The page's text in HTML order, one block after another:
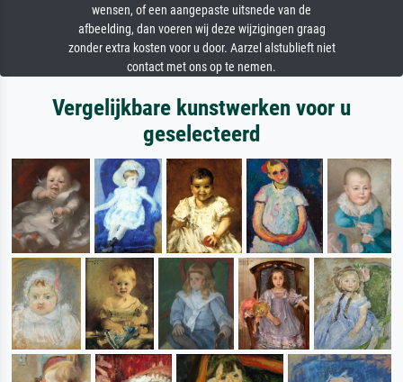
wensen, of een aangepaste uitsnede van de
afbeelding, dan voeren wij deze wijzigingen graag
zonder extra kosten voor u door. Aarzel alstublieft niet
contact met ons op te nemen.
Vergelijkbare kunstwerken voor u
geselecteerd